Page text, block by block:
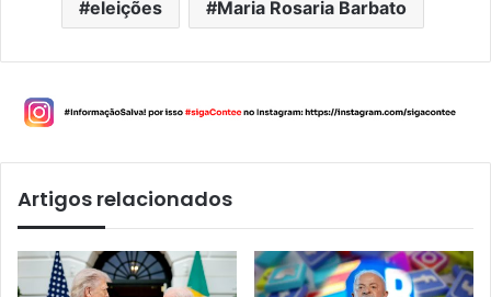
eleições Maria Rosaria Barbato
Artigos relacionados